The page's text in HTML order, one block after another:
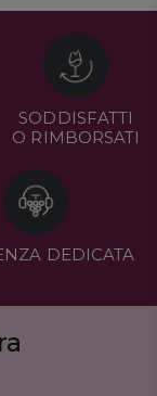
SODDISFATTI
O RIMBORSATI
DEDICATA